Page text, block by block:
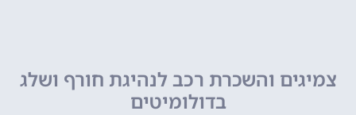
צמיגים והשכרת רכב לנהיגת חורף ושלג
בדולומיטים